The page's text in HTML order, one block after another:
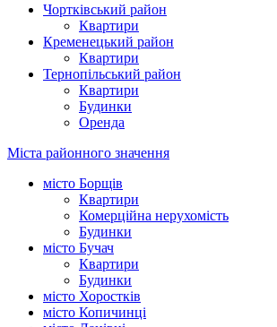
Чортківський район
Квартири
Кременецький район
Квартири
Тернопільський район
Квартири
Будинки
Оренда
Міста районного значення
місто Борщів
Квартири
Комерційна нерухомість
Будинки
місто Бучач
Квартири
Будинки
місто Хоростків
місто Копичинці